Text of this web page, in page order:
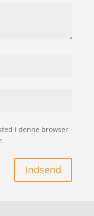
i denne browser
Indsend